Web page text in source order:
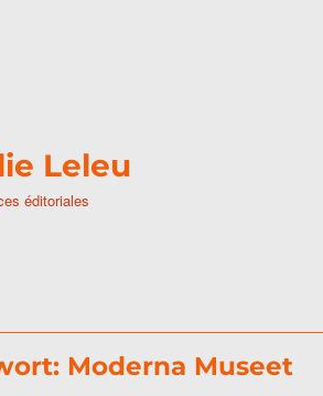
Leleu
éditoriales
Moderna Museet